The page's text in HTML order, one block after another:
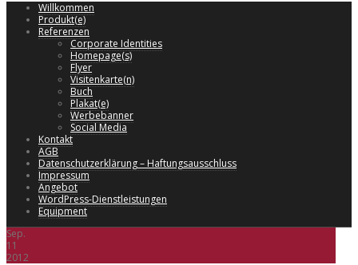
Willkommen
Produkt(e)
Referenzen
Corporate Identities
Homepage(s)
Flyer
Visitenkarte(n)
Buch
Plakat(e)
Werbebanner
Social Media
Kontakt
AGB
Datenschutzerklärung – Haftungsausschluss
Impressum
Angebot
WordPress-Dienstleistungen
Equipment
Sep.
11
2012